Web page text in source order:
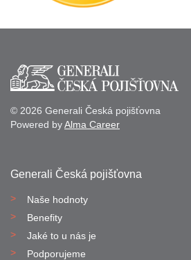
© 2026 Generali Česká pojišťovna
Powered byAlma Career
Generali Česká pojišťovna
Naše hodnoty
Benefity
Jaké to u nás je
Podporujeme